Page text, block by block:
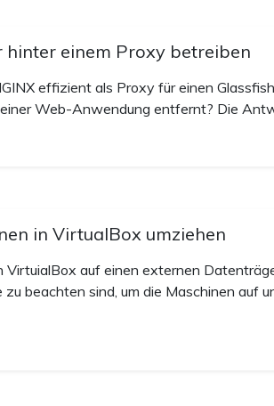
hinter einem Proxy betreiben
effizient als Proxy für einen
Web-Anwendung entfernt? Die
in VirtualBox umziehen
VirtuialBox auf einen externen
beachten sind, um die Maschinen auf